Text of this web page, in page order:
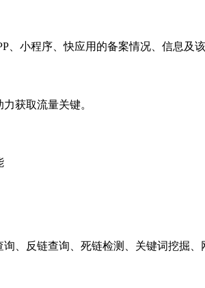
、小程序、快应用的备案情况、信息及
获取流量关键。
、反链查询、死链检测、关键词挖掘